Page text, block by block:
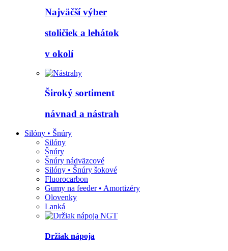
Najväčší výber
stoličiek a lehátok
v okolí
Široký sortiment
návnad a nástrah
Silóny • Šnúry
Silóny
Šnúry
Šnúry nádväzcové
Silóny • Šnúry šokové
Fluorocarbon
Gumy na feeder • Amortizéry
Olovenky
Lanká
Držiak nápoja